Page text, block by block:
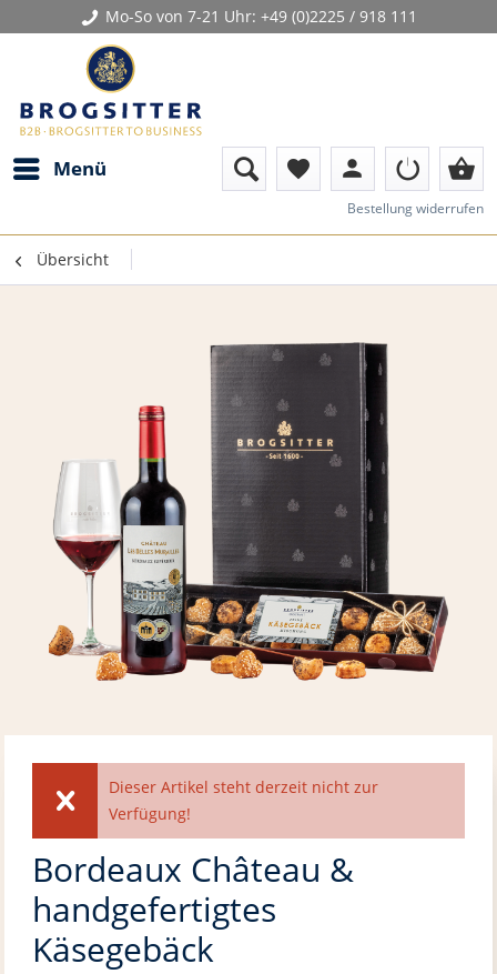
Mo-So von 7-21 Uhr: +49 (0)2225 / 918 111
Menü favorite person shopping_basket
Bestellung widerrufen
Übersicht
Dieser Artikel steht derzeit nicht zur
Verfügung!
Bordeaux Château &
handgefertigtes
Käsegebäck